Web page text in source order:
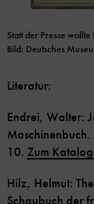
Statt der Presse
Bild: Deutsches
Literatur:
Endrei, Walter:
10. Zum
Hilz, Helmut:
Schaubuch der